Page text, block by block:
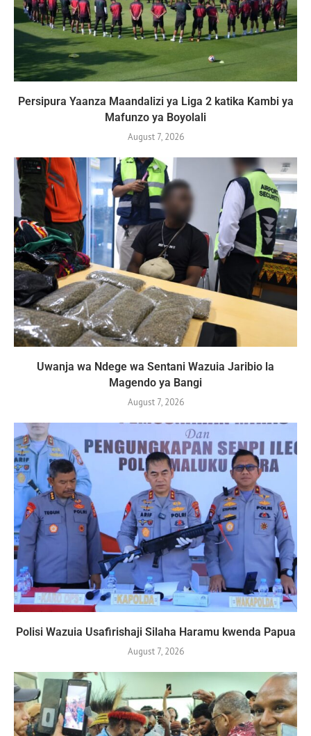
Persipura Yaanza Maandalizi ya Liga 2 katika Kambi ya
Mafunzo ya Boyolali
August 7, 2026
Uwanja wa Ndege wa Sentani Wazuia Jaribio la
Magendo ya Bangi
August 7, 2026
Polisi Wazuia Usafirishaji Silaha Haramu kwenda Papua
August 7, 2026